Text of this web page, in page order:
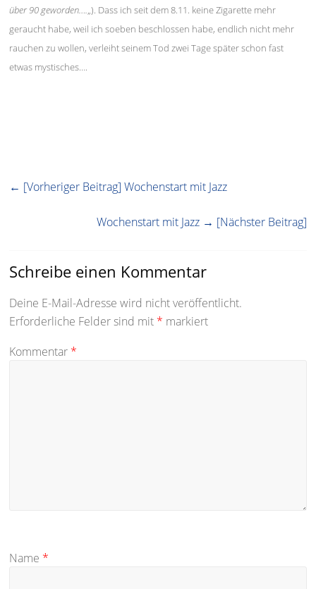
über 90 geworden….„). Dass ich seit dem 8.11. keine Zigarette mehr
geraucht habe, weil ich soeben beschlossen habe, endlich nicht mehr
rauchen zu wollen, verleiht seinem Tod zwei Tage später schon fast
etwas mystisches….
← [Vorheriger Beitrag] Wochenstart mit Jazz
Wochenstart mit Jazz → [Nächster Beitrag]
Schreibe einen Kommentar
Deine E-Mail-Adresse wird nicht veröffentlicht.
Erforderliche Felder sind mit * markiert
Kommentar *
Name *